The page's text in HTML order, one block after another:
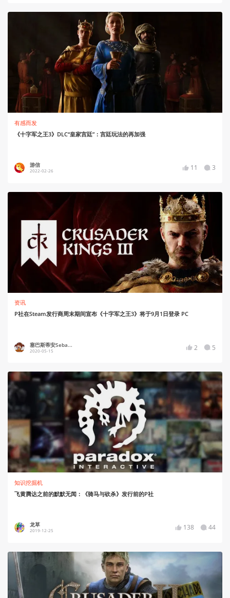
有感而发
《十字军之王3》DLC“皇家宫廷”：宫廷玩法的再加强
游信
2022-02-26 11 3
资讯
P社在Steam发行商周末期间宣布《十字军之王3》将于9月1日登录 PC
塞巴斯蒂安Seba...
2020-05-15 2 5
知识挖掘机
飞黄腾达之前的默默无闻：《骑马与砍杀》发行前的P社
龙草
2019-12-25 138 44